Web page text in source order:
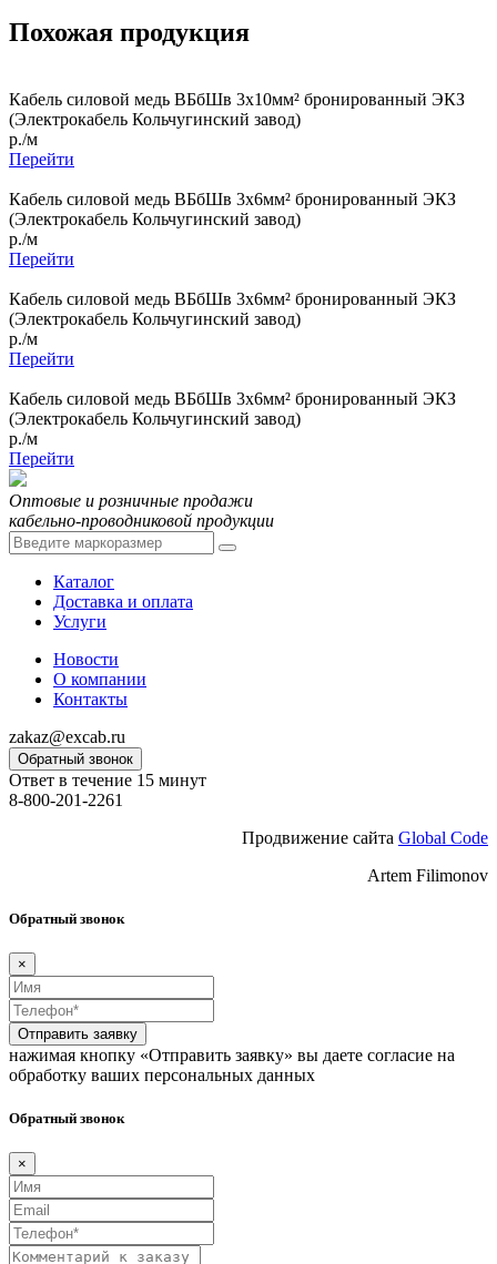
Похожая продукция
Кабель силовой медь ВБбШв 3x10мм² бронированный ЭКЗ
(Электрокабель Кольчугинский завод)
р./м
Перейти
Кабель силовой медь ВБбШв 3x6мм² бронированный ЭКЗ
(Электрокабель Кольчугинский завод)
р./м
Перейти
Кабель силовой медь ВБбШв 3x6мм² бронированный ЭКЗ
(Электрокабель Кольчугинский завод)
р./м
Перейти
Кабель силовой медь ВБбШв 3x6мм² бронированный ЭКЗ
(Электрокабель Кольчугинский завод)
р./м
Перейти
Оптовые и розничные продажи
кабельно-проводниковой продукции
Каталог
Доставка и оплата
Услуги
Новости
О компании
Контакты
zakaz@excab.ru
Обратный звонок
Ответ в течение 15 минут
8-800-201-2261
Продвижение сайта Global Code
Artem Filimonov
Обратный звонок
×
Отправить заявку
нажимая кнопку «Отправить заявку» вы даете согласие на
обработку ваших персональных данных
Обратный звонок
×